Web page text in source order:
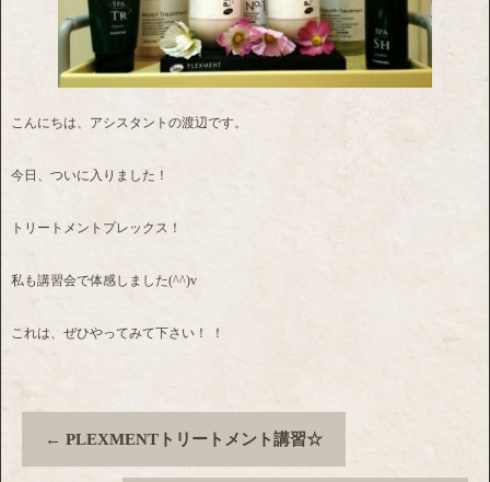
こんにちは、アシスタントの渡辺です。
今日、ついに入りました！
トリートメントプレックス！
私も講習会で体感しました(^^)v
これは、ぜひやってみて下さい！ ！
← PLEXMENTトリートメント講習☆